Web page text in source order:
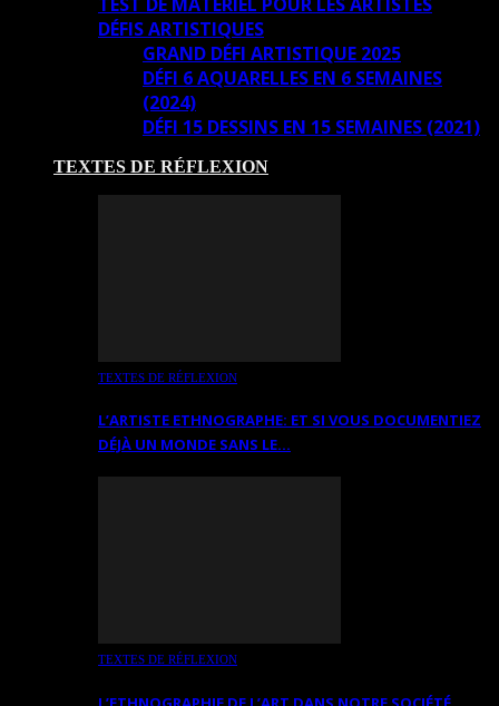
DÉFIS ARTISTIQUES
GRAND DÉFI ARTISTIQUE 2025
DÉFI 6 AQUARELLES EN 6 SEMAINES
(2024)
DÉFI 15 DESSINS EN 15 SEMAINES (2021)
TEXTES DE RÉFLEXION
TEXTES DE RÉFLEXION
L’ARTISTE ETHNOGRAPHE: ET SI VOUS DOCUMENTIEZ
DÉJÀ UN MONDE SANS LE…
TEXTES DE RÉFLEXION